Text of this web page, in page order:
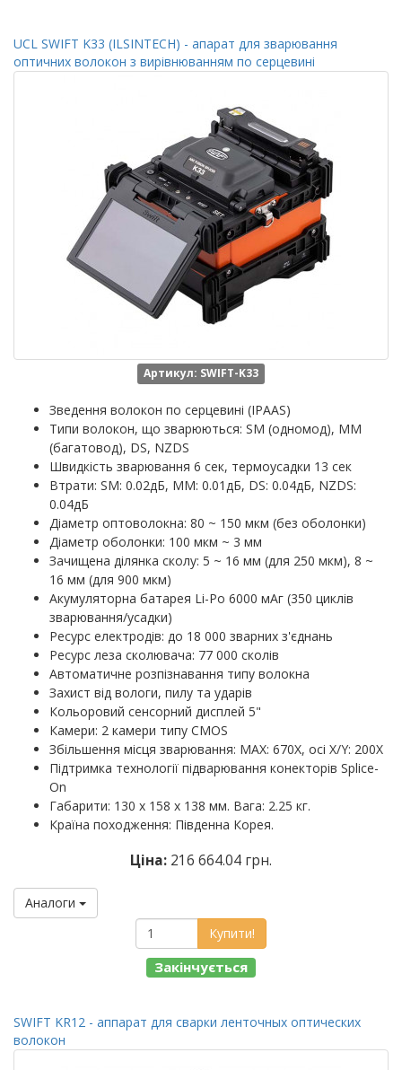
UCL SWIFT K33 (ILSINTECH) - апарат для зварювання
оптичних волокон з вирівнюванням по серцевині
Артикул: SWIFT-K33
Зведення волокон по серцевині (IPAAS)
Типи волокон, що зварюються: SM (одномод), MM
(багатовод), DS, NZDS
Швидкість зварювання 6 сек, термоусадки 13 сек
Втрати: SM: 0.02дБ, MM: 0.01дБ, DS: 0.04дБ, NZDS:
0.04дБ
Діаметр оптоволокна: 80 ~ 150 мкм (без оболонки)
Діаметр оболонки: 100 мкм ~ 3 мм
Зачищена ділянка сколу: 5 ~ 16 мм (для 250 мкм), 8 ~
16 мм (для 900 мкм)
Акумуляторна батарея Li-Po 6000 мАг (350 циклів
зварювання/усадки)
Ресурс електродів: до 18 000 зварних з'єднань
Ресурс леза сколювача: 77 000 сколів
Автоматичне розпізнавання типу волокна
Захист від вологи, пилу та ударів
Кольоровий сенсорний дисплей 5"
Камери: 2 камери типу CMOS
Збільшення місця зварювання: MAX: 670X, осі X/Y: 200X
Підтримка технології підварювання конекторів Splice-
On
Габарити: 130 х 158 х 138 мм. Вага: 2.25 кг.
Країна походження: Південна Корея.
Ціна: 216 664.04 грн.
Аналоги
Купити!
Закінчується
SWIFT KR12 - аппарат для сварки ленточных оптических
волокон